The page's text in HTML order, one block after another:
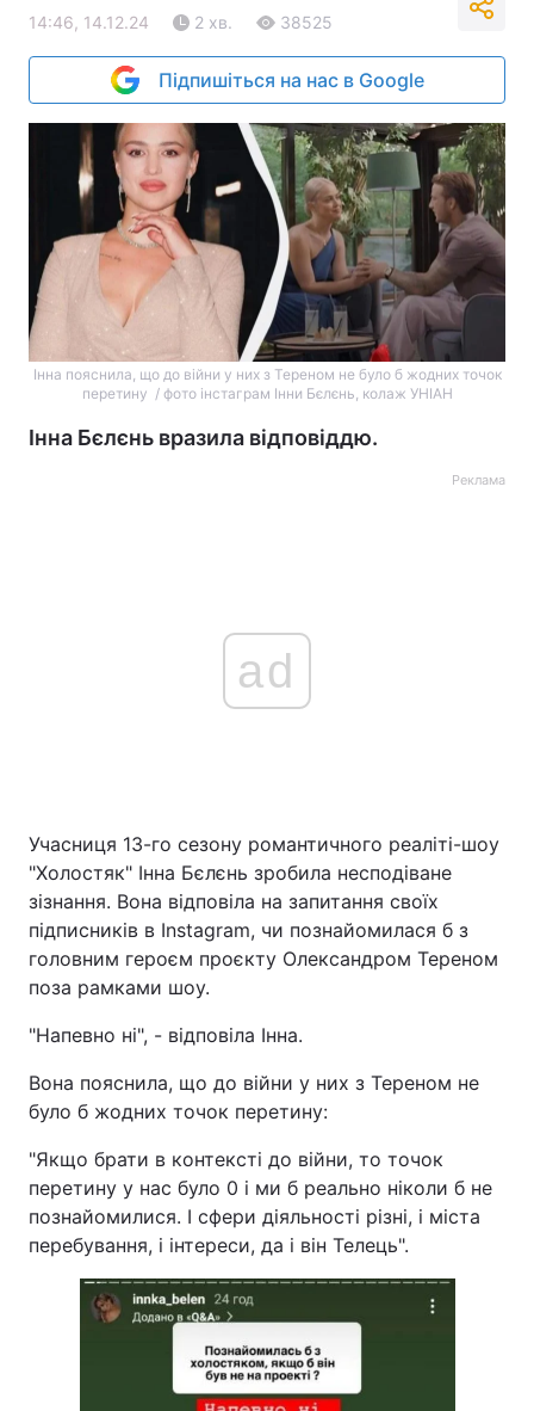
14:46, 14.12.24 2 хв. 38525
Підпишіться на нас в Google
Інна пояснила, що до війни у них з Тереном не було б жодних точок
перетину / фото інстаграм Інни Бєлєнь, колаж УНІАН
Інна Бєлєнь вразила відповіддю.
Реклама
ad
Учасниця 13-го сезону романтичного реаліті-шоу
"Холостяк" Інна Бєлєнь зробила несподіване
зізнання. Вона відповіла на запитання своїх
підписників в Instagram, чи познайомилася б з
головним героєм проєкту Олександром Тереном
поза рамками шоу.
"Напевно ні", - відповіла Інна.
Вона пояснила, що до війни у них з Тереном не
було б жодних точок перетину:
"Якщо брати в контексті до війни, то точок
перетину у нас було 0 і ми б реально ніколи б не
познайомилися. І сфери діяльності різні, і міста
перебування, і інтереси, да і він Телець".